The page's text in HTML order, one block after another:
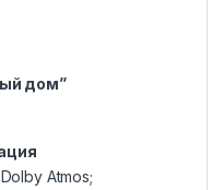
дом”
Atmos;